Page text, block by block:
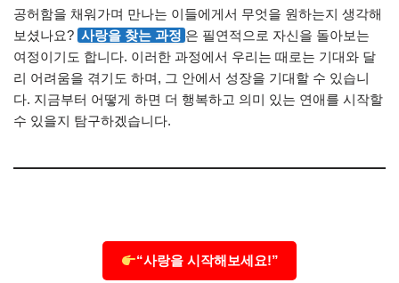
공허함을 채워가며 만나는 이들에게서 무엇을 원하는지 생각해
보셨나요? 사랑을 찾는 과정 은 필연적으로 자신을 돌아보는
여정이기도 합니다. 이러한 과정에서 우리는 때로는 기대와 달
리 어려움을 겪기도 하며, 그 안에서 성장을 기대할 수 있습니
다. 지금부터 어떻게 하면 더 행복하고 의미 있는 연애를 시작할
수 있을지 탐구하겠습니다.
“사랑을 시작해보세요!”